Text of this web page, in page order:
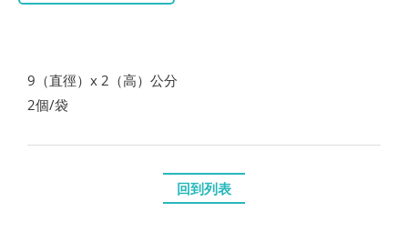
9（直徑）x 2（高）公分
2個/袋
回到列表